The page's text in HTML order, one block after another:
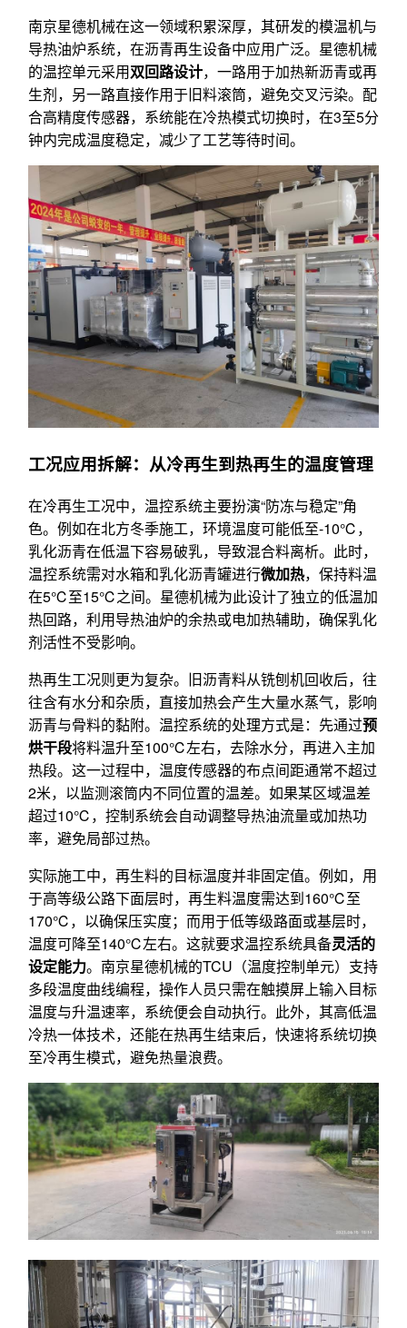
南京星德机械在这一领域积累深厚，其研发的模温机与
导热油炉系统，在沥青再生设备中应用广泛。星德机械
的温控单元采用双回路设计，一路用于加热新沥青或再
生剂，另一路直接作用于旧料滚筒，避免交叉污染。配
合高精度传感器，系统能在冷热模式切换时，在3至5分
钟内完成温度稳定，减少了工艺等待时间。
工况应用拆解：从冷再生到热再生的温度管理
在冷再生工况中，温控系统主要扮演“防冻与稳定”角
色。例如在北方冬季施工，环境温度可能低至-10℃，
乳化沥青在低温下容易破乳，导致混合料离析。此时，
温控系统需对水箱和乳化沥青罐进行微加热，保持料温
在5℃至15℃之间。星德机械为此设计了独立的低温加
热回路，利用导热油炉的余热或电加热辅助，确保乳化
剂活性不受影响。
热再生工况则更为复杂。旧沥青料从铣刨机回收后，往
往含有水分和杂质，直接加热会产生大量水蒸气，影响
沥青与骨料的黏附。温控系统的处理方式是：先通过预
烘干段将料温升至100℃左右，去除水分，再进入主加
热段。这一过程中，温度传感器的布点间距通常不超过
2米，以监测滚筒内不同位置的温差。如果某区域温差
超过10℃，控制系统会自动调整导热油流量或加热功
率，避免局部过热。
实际施工中，再生料的目标温度并非固定值。例如，用
于高等级公路下面层时，再生料温度需达到160℃至
170℃，以确保压实度；而用于低等级路面或基层时，
温度可降至140℃左右。这就要求温控系统具备灵活的
设定能力。南京星德机械的TCU（温度控制单元）支持
多段温度曲线编程，操作人员只需在触摸屏上输入目标
温度与升温速率，系统便会自动执行。此外，其高低温
冷热一体技术，还能在热再生结束后，快速将系统切换
至冷再生模式，避免热量浪费。